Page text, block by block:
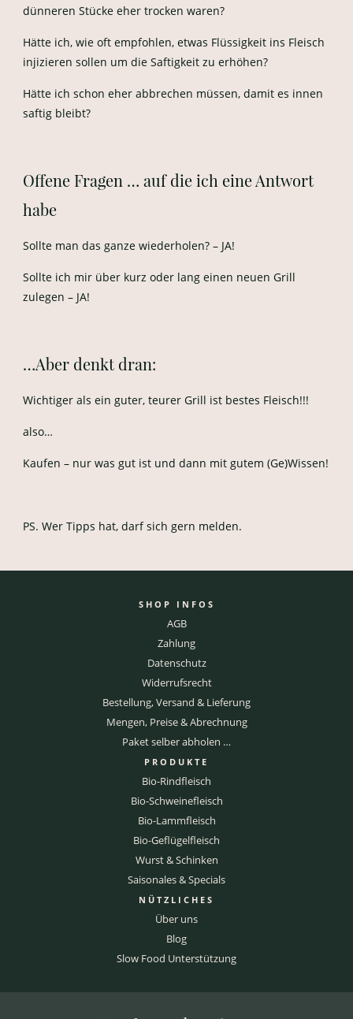
dünneren Stücke eher trocken waren?
Hätte ich, wie oft empfohlen, etwas Flüssigkeit ins Fleisch
injizieren sollen um die Saftigkeit zu erhöhen?
Hätte ich schon eher abbrechen müssen, damit es innen
saftig bleibt?
Offene Fragen … auf die ich eine Antwort
habe
Sollte man das ganze wiederholen? – JA!
Sollte ich mir über kurz oder lang einen neuen Grill
zulegen – JA!
…Aber denkt dran:
Wichtiger als ein guter, teurer Grill ist bestes Fleisch!!!
also…
Kaufen – nur was gut ist und dann mit gutem (Ge)Wissen!
PS. Wer Tipps hat, darf sich gern melden.
SHOP INFOS
AGB
Zahlung
Datenschutz
Widerrufsrecht
Bestellung, Versand & Lieferung
Mengen, Preise & Abrechnung
Paket selber abholen …
PRODUKTE
Bio-Rindfleisch
Bio-Schweinefleisch
Bio-Lammfleisch
Bio-Geflügelfleisch
Wurst & Schinken
Saisonales & Specials
NÜTZLICHES
Über uns
Blog
Slow Food Unterstützung